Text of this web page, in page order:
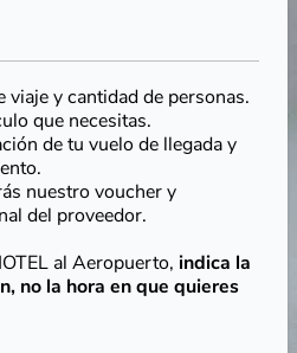
viaje y cantidad de personas.
que necesitas.
de tu vuelo de llegada y
nuestro voucher y
del proveedor.
al Aeropuerto, indica la
no la hora en que quieres